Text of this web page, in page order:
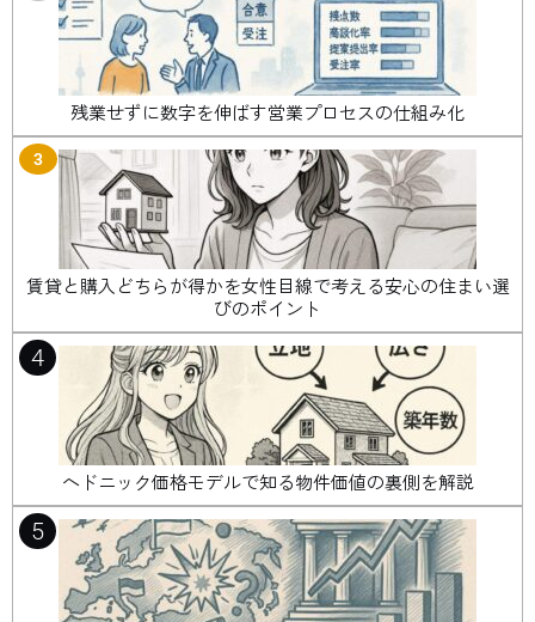
残業せずに数字を伸ばす営業プロセスの仕組み化
3
賃貸と購入どちらが得かを女性目線で考える安心の住まい選
びのポイント
4
ヘドニック価格モデルで知る物件価値の裏側を解説
5